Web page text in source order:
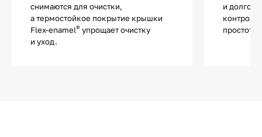
снимаются для очистки,
а термостойкое покрытие крышки
Flex-enamel® упрощает очистку
и уход.
и